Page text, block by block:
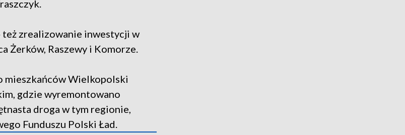
też zrealizowanie inwestycji w
Żerków, Raszewy i Komorze.
mieszkańców Wielkopolski
gdzie wyremontowano
droga w tym regionie,
Funduszu Polski Ład.